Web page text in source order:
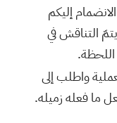
إليكم
التناقش في
اللحظة.
واطلب إلى
ما فعله زميله.